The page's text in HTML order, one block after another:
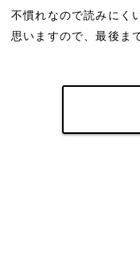
不慣れなので読みにく
思いますので、最後ま